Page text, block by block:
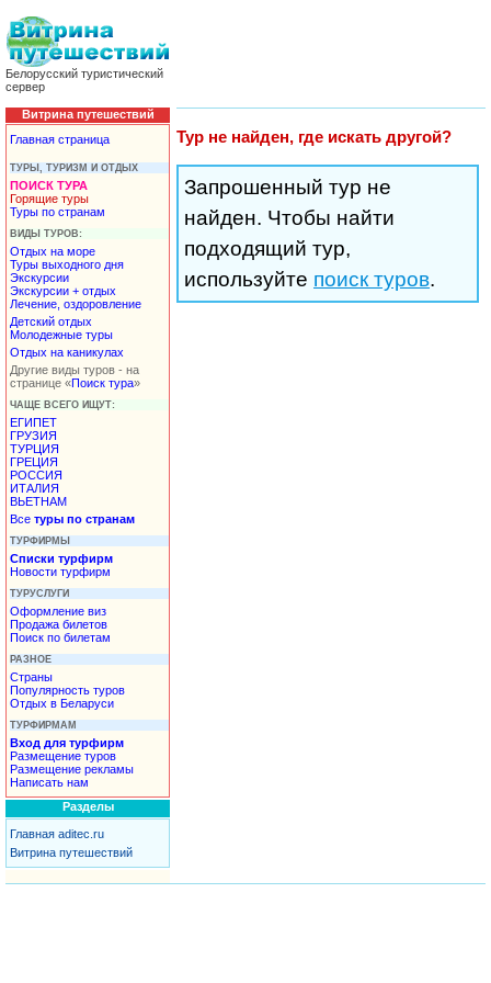
Белорусский туристический
сервер
Витрина путешествий
Главная страница
ТУРЫ, ТУРИЗМ И ОТДЫХ
ПОИСК ТУРА
Горящие туры
Туры по странам
ВИДЫ ТУРОВ:
Отдых на море
Туры выходного дня
Экскурсии
Экскурсии + отдых
Лечение, оздоровление
Детский отдых
Молодежные туры
Отдых на каникулах
Другие виды туров - на
странице «Поиск тура»
ЧАЩЕ ВСЕГО ИЩУТ:
ЕГИПЕТ
ГРУЗИЯ
ТУРЦИЯ
ГРЕЦИЯ
РОССИЯ
ИТАЛИЯ
ВЬЕТНАМ
Все туры по странам
ТУРФИРМЫ
Списки турфирм
Новости турфирм
ТУРУСЛУГИ
Оформление виз
Продажа билетов
Поиск по билетам
РАЗНОЕ
Страны
Популярность туров
Отдых в Беларуси
ТУРФИРМАМ
Вход для турфирм
Размещение туров
Размещение рекламы
Написать нам
Разделы
Главная aditec.ru
Витрина путешествий
Тур не найден, где искать другой?
Запрошенный тур не
найден. Чтобы найти
подходящий тур,
используйте поиск туров.